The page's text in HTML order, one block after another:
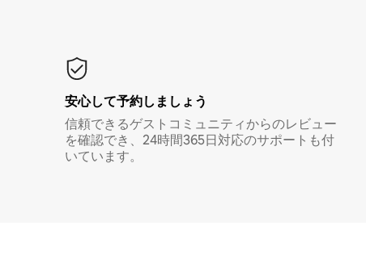
安心して予約しましょう
信頼できるゲストコミュニティからのレビュー
を確認でき、24時間365日対応のサポートも付
いています。